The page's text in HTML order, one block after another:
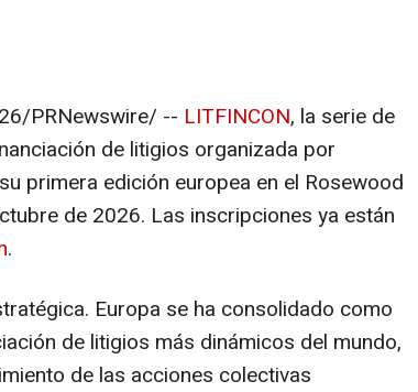
/PRNewswire/ -- LITFINCON, la serie de
de litigios organizada por
primera edición europea en el Rosewood
de 2026. Las inscripciones ya están
.
Europa se ha consolidado como
de litigios más dinámicos del mundo,
de las acciones colectivas